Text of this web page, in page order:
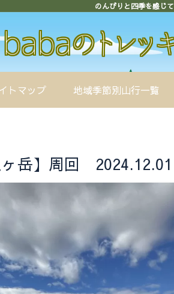
のんびりと四季を感じて
トマップ 地域季節別山行一覧
岳】周回 2024.12.01